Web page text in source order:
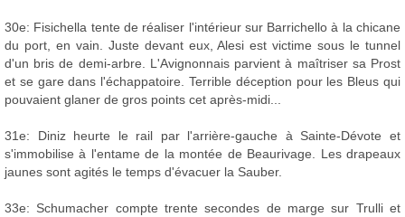
30e: Fisichella tente de réaliser l'intérieur sur Barrichello à la chicane
du port, en vain. Juste devant eux, Alesi est victime sous le tunnel
d'un bris de demi-arbre. L'Avignonnais parvient à maîtriser sa Prost
et se gare dans l'échappatoire. Terrible déception pour les Bleus qui
pouvaient glaner de gros points cet après-midi...
31e: Diniz heurte le rail par l'arrière-gauche à Sainte-Dévote et
s'immobilise à l'entame de la montée de Beaurivage. Les drapeaux
jaunes sont agités le temps d'évacuer la Sauber.
33e: Schumacher compte trente secondes de marge sur Trulli et